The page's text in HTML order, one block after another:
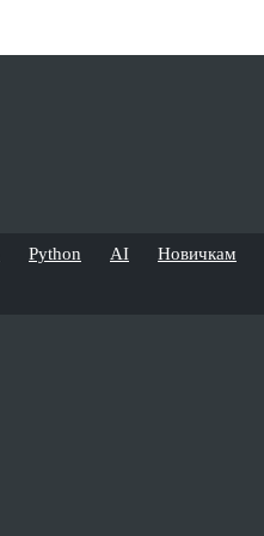
Python AI Новичкам